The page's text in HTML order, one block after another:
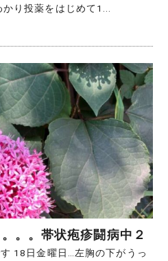
り投薬をはじめて1...
。。帯状疱疹闘病中２
18日金曜日…左胸の下がうっ